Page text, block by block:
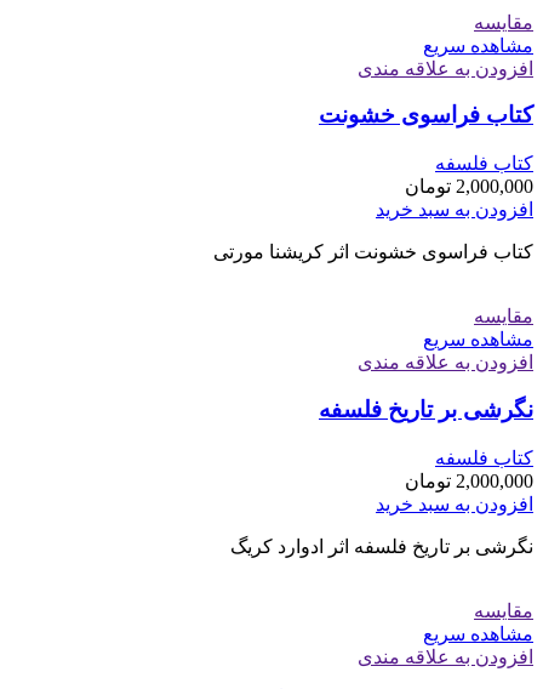
مقایسه
مشاهده سریع
افزودن به علاقه مندی
کتاب فراسوی خشونت
کتاب فلسفه
2,000,000 تومان
افزودن به سبد خرید
کتاب فراسوی خشونت اثر کریشنا مورتی
مقایسه
مشاهده سریع
افزودن به علاقه مندی
نگرشی بر تاریخ فلسفه
کتاب فلسفه
2,000,000 تومان
افزودن به سبد خرید
نگرشی بر تاریخ فلسفه اثر ادوارد کریگ
مقایسه
مشاهده سریع
افزودن به علاقه مندی